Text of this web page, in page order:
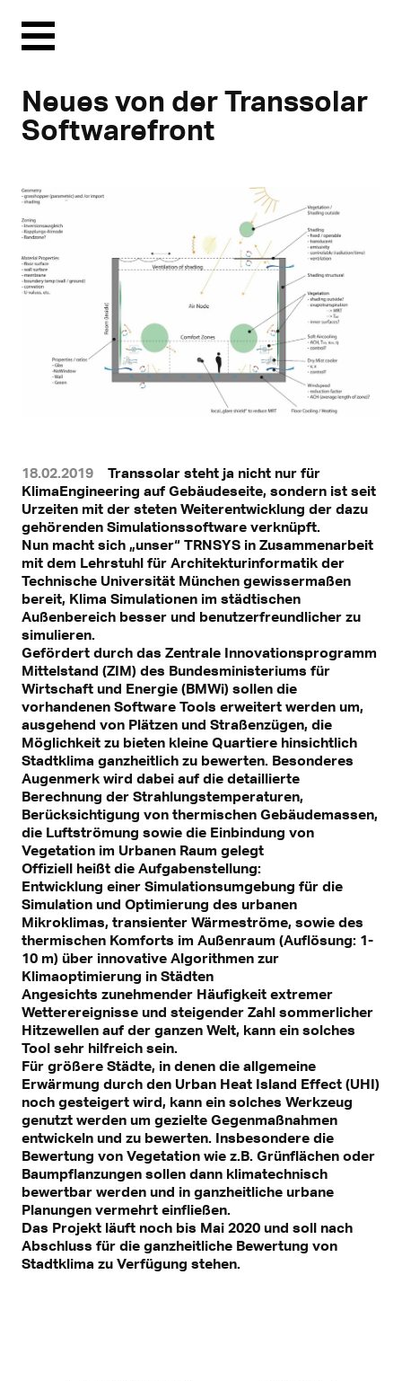
Menu
Neues von der Transsolar
Softwarefront
18.02.2019
Transsolar steht ja nicht nur für
KlimaEngineering auf Gebäudeseite, sondern ist seit
Urzeiten mit der steten Weiterentwicklung der dazu
gehörenden Simulationssoftware verknüpft.
Nun macht sich „unser“ TRNSYS in Zusammenarbeit
mit dem Lehrstuhl für Architekturinformatik der
Technische Universität München gewissermaßen
bereit, Klima Simulationen im städtischen
Außenbereich besser und benutzerfreundlicher zu
simulieren.
Gefördert durch das Zentrale Innovationsprogramm
Mittelstand (ZIM) des Bundesministeriums für
Wirtschaft und Energie (BMWi) sollen die
vorhandenen Software Tools erweitert werden um,
ausgehend von Plätzen und Straßenzügen, die
Möglichkeit zu bieten kleine Quartiere hinsichtlich
Stadtklima ganzheitlich zu bewerten. Besonderes
Augenmerk wird dabei auf die detaillierte
Berechnung der Strahlungstemperaturen,
Berücksichtigung von thermischen Gebäudemassen,
die Luftströmung sowie die Einbindung von
Vegetation im Urbanen Raum gelegt
Offiziell heißt die Aufgabenstellung:
Entwicklung einer Simulationsumgebung für die
Simulation und Optimierung des urbanen
Mikroklimas, transienter Wärmeströme, sowie des
thermischen Komforts im Außenraum (Auflösung: 1-
10 m) über innovative Algorithmen zur
Klimaoptimierung in Städten
Angesichts zunehmender Häufigkeit extremer
Wetterereignisse und steigender Zahl sommerlicher
Hitzewellen auf der ganzen Welt, kann ein solches
Tool sehr hilfreich sein.
Für größere Städte, in denen die allgemeine
Erwärmung durch den Urban Heat Island Effect (UHI)
noch gesteigert wird, kann ein solches Werkzeug
genutzt werden um gezielte Gegenmaßnahmen
entwickeln und zu bewerten. Insbesondere die
Bewertung von Vegetation wie z.B. Grünflächen oder
Baumpflanzungen sollen dann klimatechnisch
bewertbar werden und in ganzheitliche urbane
Planungen vermehrt einfließen.
Das Projekt läuft noch bis Mai 2020 und soll nach
Abschluss für die ganzheitliche Bewertung von
Stadtklima zu Verfügung stehen.